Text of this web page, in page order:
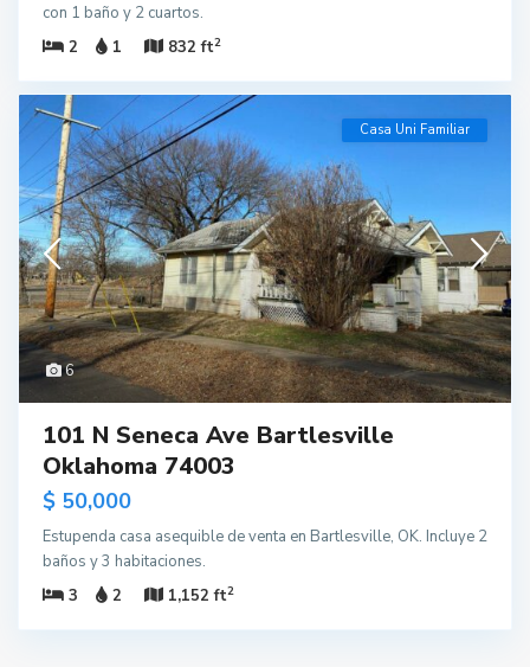
con 1 baño y 2 cuartos.
2
1 832 ft2
6
Casa Uni Familiar
101 N Seneca Ave Bartlesville
Oklahoma 74003
$ 50,000
Estupenda casa asequible de venta en Bartlesville, OK. Incluye 2
baños y 3 habitaciones.
3
2 1,152 ft2